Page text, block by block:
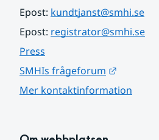
Epost: kundtjanst@smhi.se
Epost: registrator@smhi.se
Press
SMHIs frågeforum
Mer kontaktinformation